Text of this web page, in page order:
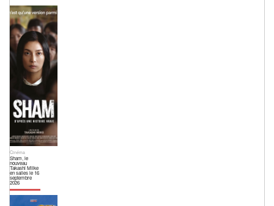
Cinéma
Sham, le
nouveau
Takashi Miike
en salles le 16
septembre
2026